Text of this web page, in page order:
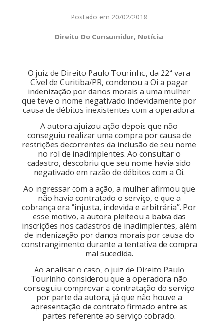
Postado em 20/02/2018
Direito Do Consumidor, Notícia
O juiz de Direito Paulo Tourinho, da 22ª vara
Cível de Curitiba/PR, condenou a Oi a pagar
indenização por danos morais a uma mulher
que teve o nome negativado indevidamente por
causa de débitos inexistentes com a operadora.
A autora ajuizou ação depois que não
conseguiu realizar uma compra por causa de
restrições decorrentes da inclusão de seu nome
no rol de inadimplentes. Ao consultar o
cadastro, descobriu que seu nome havia sido
negativado em razão de débitos com a Oi.
Ao ingressar com a ação, a mulher afirmou que
não havia contratado o serviço, e que a
cobrança era “injusta, indevida e arbitrária”. Por
esse motivo, a autora pleiteou a baixa das
inscrições nos cadastros de inadimplentes, além
de indenização por danos morais por causa do
constrangimento durante a tentativa de compra
mal sucedida.
Ao analisar o caso, o juiz de Direito Paulo
Tourinho considerou que a operadora não
conseguiu comprovar a contratação do serviço
por parte da autora, já que não houve a
apresentação de contrato firmado entre as
partes referente ao serviço cobrado.